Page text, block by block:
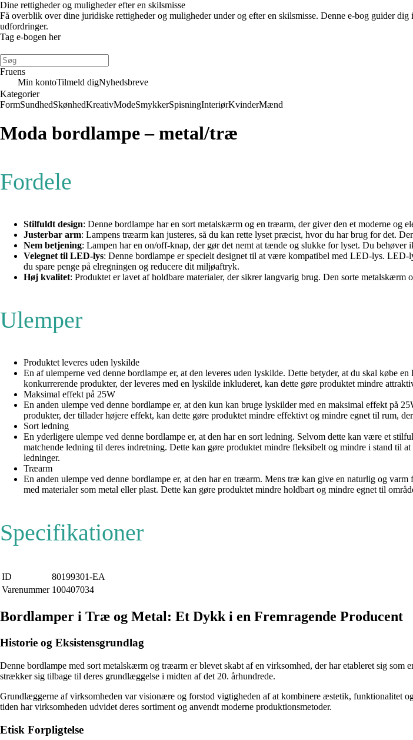
Dine rettigheder og muligheder efter en skilsmisse
Få overblik over dine juridiske rettigheder og muligheder under og efter en skilsmisse. Denne e-bog guider
udfordringer.
Tag e-bogen her
Fruens
Min kontoTilmeld digNyhedsbreve
Kategorier
FormSundhedSkønhedKreativModeSmykkerSpisningInteriørKvinderMænd
Moda bordlampe – metal/træ
Fordele
Stilfuldt design: Denne bordlampe har en sort metalskærm og en træarm, der giver den et moderne og
Justerbar arm: Lampens træarm kan justeres, så du kan rette lyset præcist, hvor du har brug for det.
Nem betjening: Lampen har en on/off-knap, der gør det nemt at tænde og slukke for lyset. Du
Velegnet til LED-lys: Denne bordlampe er specielt designet til at være kompatibel med LED-lys.
du spare penge på elregningen og reducere dit miljøaftryk.
Høj kvalitet: Produktet er lavet af holdbare materialer, der sikrer langvarig brug. Den sorte
Ulemper
Produktet leveres uden lyskilde
En af ulemperne ved denne bordlampe er, at den leveres uden lyskilde. Dette betyder, at du skal købe
konkurrerende produkter, der leveres med en lyskilde inkluderet, kan dette gøre produktet mindre
Maksimal effekt på 25W
En anden ulempe ved denne bordlampe er, at den kun kan bruge lyskilder med en maksimal effekt på
produkter, der tillader højere effekt, kan dette gøre produktet mindre effektivt og mindre egnet til rum,
Sort ledning
En yderligere ulempe ved denne bordlampe er, at den har en sort ledning. Selvom dette kan være et
matchende ledning til deres indretning. Dette kan gøre produktet mindre fleksibelt og mindre i stand til
ledninger.
Træarm
En anden ulempe ved denne bordlampe er, at den har en træarm. Mens træ kan give en naturlig og
med materialer som metal eller plast. Dette kan gøre produktet mindre holdbart og mindre egnet til
Specifikationer
ID
80199301-EA
Varenummer 100407034
Bordlamper i Træ og Metal: Et Dykk i en Fremragende Producent
Historie og Eksistensgrundlag
Denne bordlampe med sort metalskærm og træarm er blevet skabt af en virksomhed, der har etableret sig
strækker sig tilbage til deres grundlæggelse i midten af det 20. århundrede.
Grundlæggerne af virksomheden var visionære og forstod vigtigheden af at kombinere æstetik, funktionalitet
tiden har virksomheden udvidet deres sortiment og anvendt moderne produktionsmetoder.
Etisk Forpligtelse